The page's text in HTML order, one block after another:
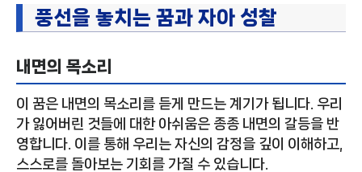
풍선을 놓치는 꿈과 자아 성찰
내면의 목소리
이 꿈은 내면의 목소리를 듣게 만드는 계기가 됩니다. 우리
가 잃어버린 것들에 대한 아쉬움은 종종 내면의 갈등을 반
영합니다. 이를 통해 우리는 자신의 감정을 깊이 이해하고,
스스로를 돌아보는 기회를 가질 수 있습니다.